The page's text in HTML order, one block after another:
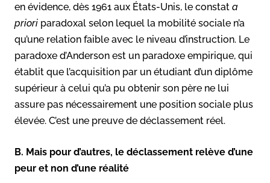
en évidence, dès 1961 aux États-Unis, le constat a
priori paradoxal selon lequel la mobilité sociale n’a
qu’une relation faible avec le niveau d’instruction. Le
paradoxe d’Anderson est un paradoxe empirique, qui
établit que l’acquisition par un étudiant d’un diplôme
supérieur à celui qu’a pu obtenir son père ne lui
assure pas nécessairement une position sociale plus
élevée. C’est une preuve de déclassement réel.
B. Mais pour d’autres, le déclassement relève d’une
peur et non d’une réalité